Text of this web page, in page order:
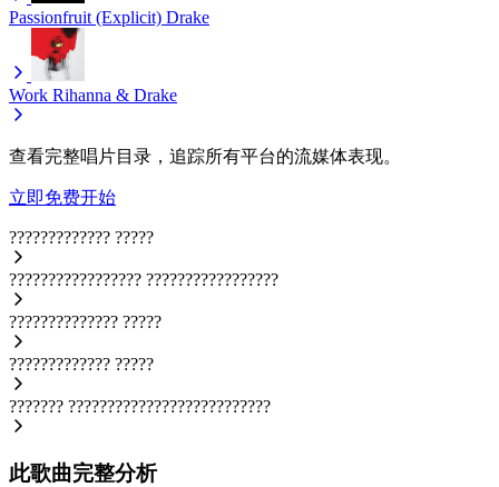
Passionfruit (Explicit) Drake
Work Rihanna & Drake
查看完整唱片目录，追踪所有平台的流媒体表现。
立即免费开始
????????????? ?????
????????????????? ?????????????????
?????????????? ?????
????????????? ?????
??????? ??????????????????????????
此歌曲完整分析